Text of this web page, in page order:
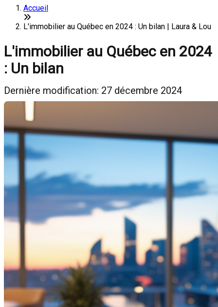
Accueil
L'immobilier au Québec en 2024 : Un bilan | Laura & Lou
L'immobilier au Québec en 2024
: Un bilan
Dernière modification: 27 décembre 2024